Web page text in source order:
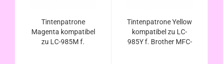
Tintenpatrone
Magenta kompatibel
zu LC-985M f.
Tintenpatrone Yellow
kompatibel zu LC-
985Y f. Brother MFC-